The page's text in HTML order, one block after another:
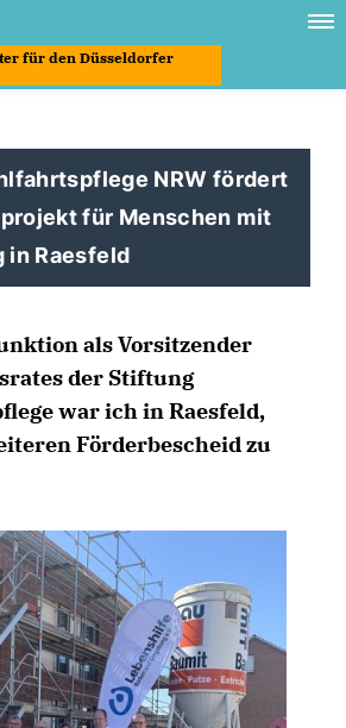
für den Düsseldorfer
NRW fördert
für Menschen mit
in Raesfeld
als Vorsitzender
der Stiftung
war ich in Raesfeld,
Förderbescheid zu